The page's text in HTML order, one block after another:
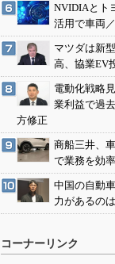
NVIDIAとト
活用で車両
マツダは新
高、協業EV
電動化戦略
業利益で過
方修正
商船三井、
で業務を効
中国の自動
力があるの
コーナーリンク